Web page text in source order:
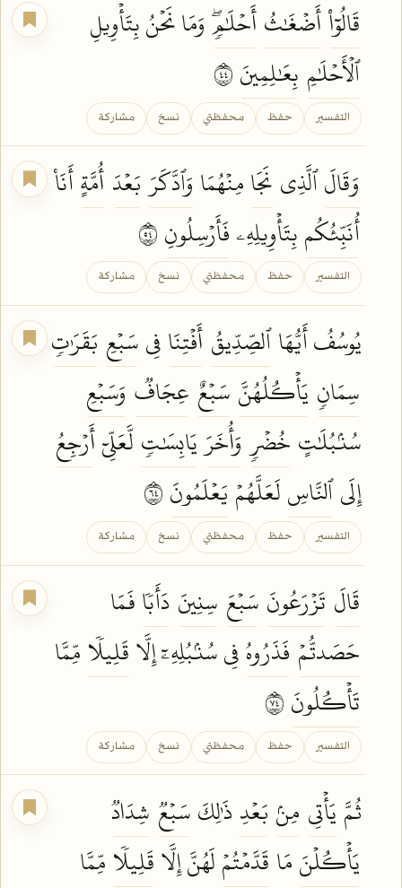
قَالُوٓاْأَضۡغَٰثُأَحۡلَٰمٖۖوَمَا نَحۡنُ بِتَأۡوِيلِ
ٱلۡأَحۡلَٰمِ بِعَٰلِمِينَ
التفسير حفظ محفظتي نسخ مشاركة
وَقَالَٱلَّذِي نَجَامِنۡهُمَا وَٱدَّكَرَبَعۡدَ أُمَّةٍأَنَا۠
أُنَبِّئُكُمبِتَأۡوِيلِهِۦفَأَرۡسِلُونِ
التفسير حفظ محفظتي نسخ مشاركة
يُوسُفُ أَيُّهَاٱلصِّدِّيقُ أَفۡتِنَافِيسَبۡعِ بَقَرَٰتٖ
سِمَانٖ يَأۡكُلُهُنَّ سَبۡعٌ عِجَافٞ وَسَبۡعِ
سُنۢبُلَٰتٍخُضۡرٖ وَأُخَرَيَابِسَٰتٖ لَّعَلِّيٓأَرۡجِعُ
إِلَىٱلنَّاسِلَعَلَّهُمۡ يَعۡلَمُونَ
التفسير حفظ محفظتي نسخ مشاركة
قَالَ تَزۡرَعُونَ سَبۡعَ سِنِينَ دَأَبٗافَمَا
حَصَدتُّمۡ فَذَرُوهُفِي سُنۢبُلِهِۦٓ إِلَّاقَلِيلٗا مِّمَّا
تَأۡكُلُونَ
التفسير حفظ محفظتي نسخ مشاركة
ثُمَّ يَأۡتِي مِنۢ بَعۡدِ ذَٰلِكَسَبۡعٞ شِدَادٞ
يَأۡكُلۡنَمَا قَدَّمۡتُمۡلَهُنَّ إِلَّاقَلِيلٗا مِّمَّا